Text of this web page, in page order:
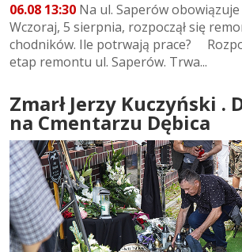
06.08 13:30 Na ul. Saperów obowiązuje
Wczoraj, 5 sierpnia, rozpoczął się
chodników. Ile potrwają prace?
etap remontu ul. Saperów. Trwa...
Zmarł Jerzy Kuczyński .
na Cmentarzu Dębica